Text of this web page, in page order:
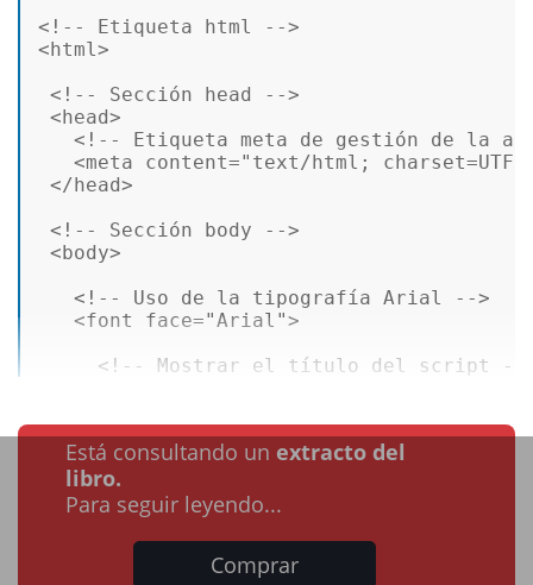
<!-- Etiqueta html -->
<html>
<!-- Sección head -->
<head>
<!-- Etiqueta meta de gestión de la
<meta content="text/html; charset=UTF-
</head>
<!-- Sección body -->
<body>
<!-- Uso de la tipografía Arial -->
<font face="Arial">
<!-- Mostrar el título del script --
Está consultando un extracto del
libro.
Para seguir leyendo...
Comprar